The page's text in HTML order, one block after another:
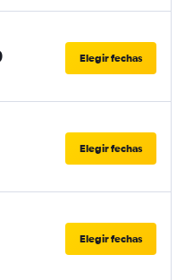
Elegir fechas
Elegir fechas
Elegir fechas